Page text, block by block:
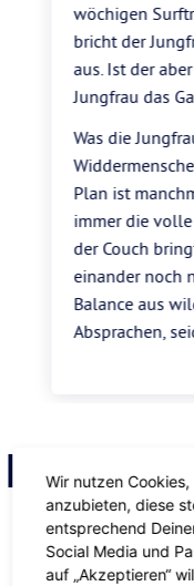
wöchigen
bricht der
aus. Ist der
Jungfrau das
Was die
Plan ist
immer die
der Couch
einander noch
Balance aus
Absprachen,
Finde
Wir nutzen
anzubieten, diese
entsprechend
Social Media und
auf „Akzeptieren“